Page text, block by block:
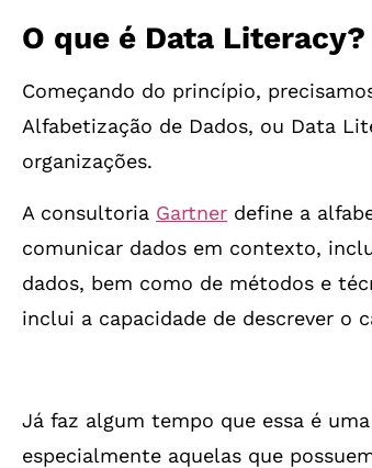
O que é Data Literacy?
Começando do princípio,
Alfabetização de Dados, ou Data
organizações.
A consultoria Gartner define a
comunicar dados em contexto,
dados, bem como de métodos e
inclui a capacidade de descrever o
Já faz algum tempo que essa é
especialmente aquelas que